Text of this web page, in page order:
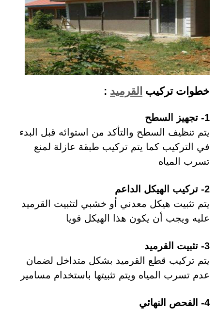
خطوات تركيب القرميد :
1- تجهيز السطح
يتم تنظيف السطح والتأكد من استوائه قبل البدء
في التركيب كما يتم تركيب طبقة عازلة لمنع
تسرب المياه
2- تركيب الهيكل الداعم
يتم تثبيت هيكل معدني أو خشبي لتثبيت القرميد
عليه ويجب أن يكون هذا الهيكل قويا
3- تثبيت القرميد
يتم تركيب قطع القرميد بشكل متداخل لضمان
عدم تسرب المياه ويتم تثبيتها باستخدام مسامير
4- الفحص النهائي